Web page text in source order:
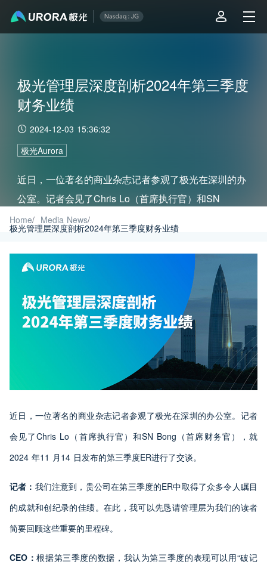
极光管理层深度剖析2024年第三季度
财务业绩
2024-12-03 15:36:32
极光Aurora
近日，一位著名的商业杂志记者参观了极光在深圳的办
公室。记者会见了Chris Lo（首席执行官）和SN
Bong（首席财务官），就2024 年11 月14 日发布的第
三季度ER进行了交谈。
Home/ Media News/
极光管理层深度剖析2024年第三季度财务业绩
近日，一位著名的商业杂志记者参观了极光在深圳的办公室。记者
会见了Chris Lo（首席执行官）和SN Bong（首席财务官），就
2024 年11 月14 日发布的第三季度ER进行了交谈。
记者： 我们注意到，贵公司在第三季度的ER中取得了众多令人瞩目
的成就和创纪录的佳绩。在此，我可以先恳请管理层为我们的读者
简要回顾这些重要的里程碑。
CEO：根据第三季度的数据，我认为第三季度的表现可以用“破记